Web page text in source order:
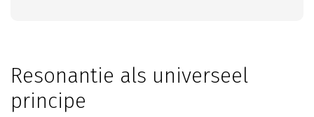
Resonantie als universeel
principe